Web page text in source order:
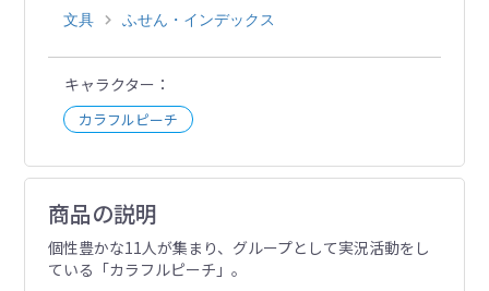
文具 ふせん・インデックス
キャラクター
カラフルピーチ
商品の説明
個性豊かな11人が集まり、グループとして実況活動をし
ている「カラフルピーチ」。